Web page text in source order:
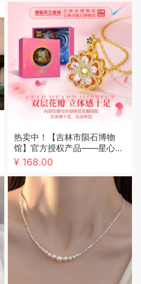
热卖中！【吉林市陨石博物
馆】官方授权产品——星心相
印·陨石项链
¥ 168.00